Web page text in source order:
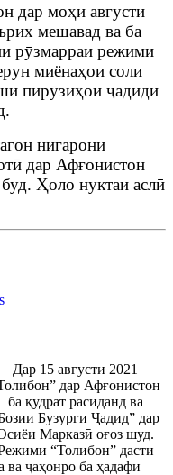
дар моҳи августи
мешавад ва ба
рӯзмарраи режими
миёнаҳои соли
пирӯзиҳои ҷадиди
нигарони
дар Афғонистон
Ҳоло нуктаи аслӣ
Дар 15 августи 2021
дар Афғонистон
ба қудрат расиданд ва
Бузурги Ҷадид” дар
Марказӣ оғоз шуд.
“Толибон” дасти
ва ҷаҳонро ба ҳадафи